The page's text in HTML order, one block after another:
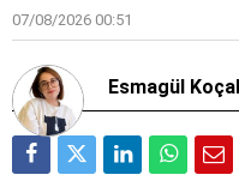
07/08/2026 00:51
Esmagül